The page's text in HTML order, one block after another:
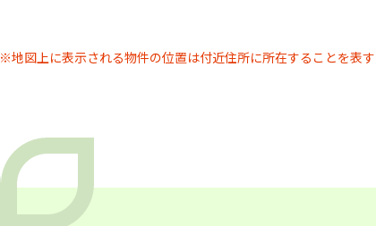
※地図上に表示される物件の位置は付近住所に所在することを表